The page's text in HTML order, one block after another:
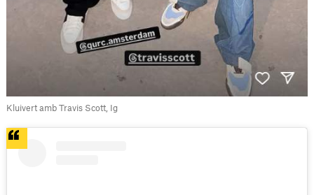
Kluivert amb Travis Scott, Ig